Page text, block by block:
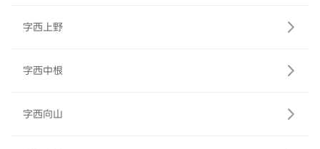
字西上野
字西中根
字西向山